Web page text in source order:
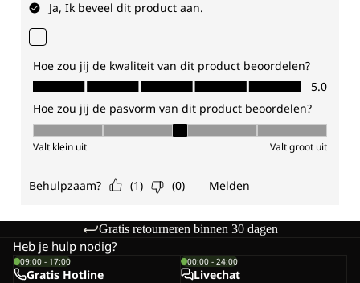
Gratis retourneren binnen 30 dagen
Heb je hulp nodig?
09:00 - 17:00
Gratis Hotline
00:00 - 24:00
Livechat